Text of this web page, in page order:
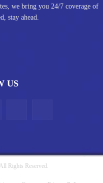
we bring you 24/7 coverage of
stay ahead.
US
Rights Reserved.